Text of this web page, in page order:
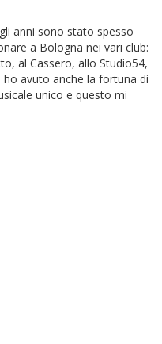
anni sono stato spesso
a Bologna nei vari club:
al Cassero, allo Studio54,
avuto anche la fortuna di
unico e questo mi